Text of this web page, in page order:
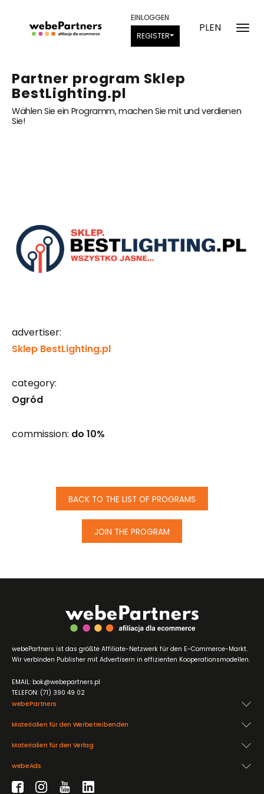
PLEN
EINLOGGEN
REGISTER
Partner program Sklep
BestLighting.pl
Wählen Sie ein Programm, machen Sie mit und verdienen
Sie!
advertiser:
Sklep BestLighting.pl
category:
Ogród
commission: do 10%
BACK TO THE LIST OF PROGRAMS
JOIN THE PROGRAM
webePartners
Materialien für den Werbetreibenden
Materialien für den Verlag
webeAds
webePartners ist das größte Affiliate-Netzwerk für den E-Commerce-Markt.
Wir verbinden Publisher mit Advertisern in effizienten Kooperationsmodellen.
EMAIL: bok@webepartners.pl
TELEFON: (71) 390 49 02